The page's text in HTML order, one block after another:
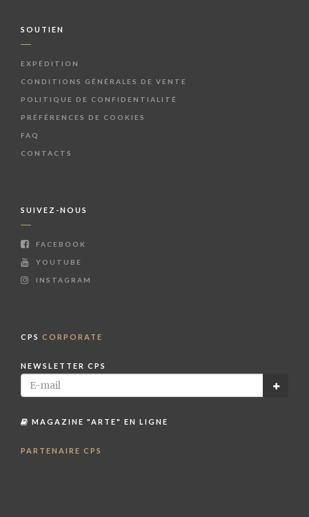
SOUTIEN
EXPÉDITION
CONDITIONS GÉNÉRALES DE VENTE
POLITIQUE DE CONFIDENTIALITÉ
PRÉFÉRENCES DE COOKIES
FAQ
CONTACTS
SUIVEZ-NOUS
FACEBOOK
YOUTUBE
INSTAGRAM
CPS CORPORATE
NEWSLETTER CPS
MAGAZINE "ARTE" EN LIGNE
PARTENAIRE CPS